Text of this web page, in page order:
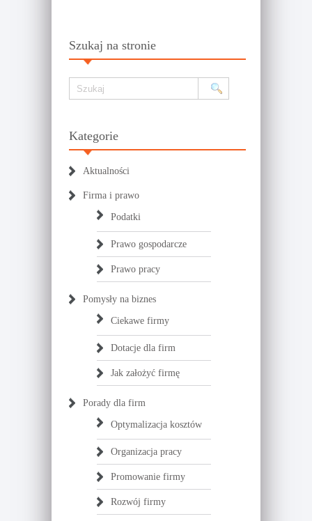
Szukaj na stronie
Kategorie
Aktualności
Firma i prawo
Podatki
Prawo gospodarcze
Prawo pracy
Pomysły na biznes
Ciekawe firmy
Dotacje dla firm
Jak założyć firmę
Porady dla firm
Optymalizacja kosztów
Organizacja pracy
Promowanie firmy
Rozwój firmy